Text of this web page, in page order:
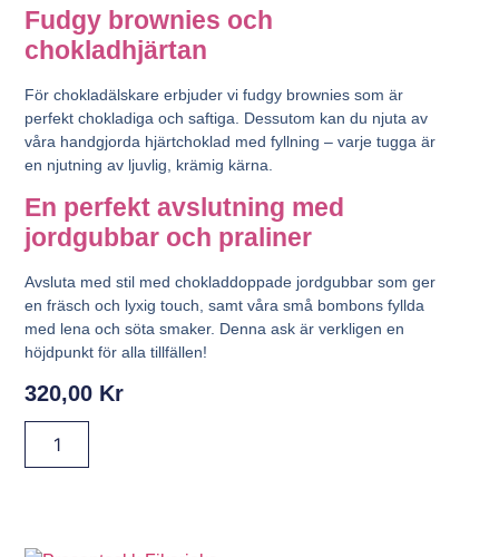
Fudgy brownies och
chokladhjärtan
För chokladälskare erbjuder vifudgy brownies som är
perfekt chokladiga och saftiga. Dessutom kan du njuta av
våra handgjorda hjärtchoklad med fyllning – varje tugga är
en njutning av ljuvlig, krämig kärna.
En perfekt avslutning med
jordgubbar och praliner
Avsluta med stil medchokladdoppade jordgubbar som ger
en fräsch och lyxig touch, samt våra små bombons fyllda
med lena och söta smaker. Denna ask är verkligen en
höjdpunkt för alla tillfällen!
320,00 Kr